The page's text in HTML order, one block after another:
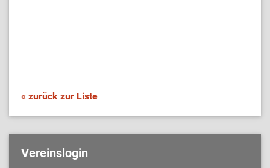
« zurück zur Liste
Vereinslogin